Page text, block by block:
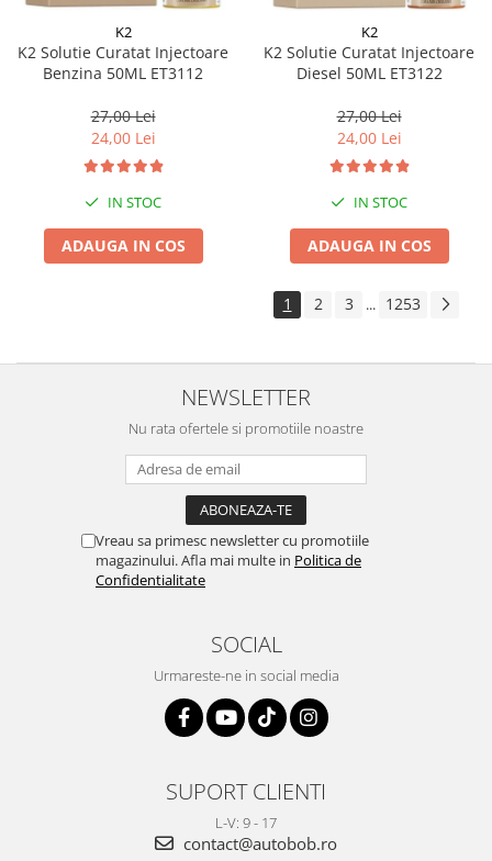
K2
K2 Solutie Curatat Injectoare
Benzina 50ML ET3112
27,00 Lei
24,00 Lei
IN STOC
ADAUGA IN COS
K2
K2 Solutie Curatat Injectoare
Diesel 50ML ET3122
27,00 Lei
24,00 Lei
IN STOC
ADAUGA IN COS
1 2 3 ... 1253
NEWSLETTER
Nu rata ofertele si promotiile noastre
Vreau sa primesc newsletter cu promotiile
magazinului. Afla mai multe in Politica de
Confidentialitate
SOCIAL
Urmareste-ne in social media
SUPORT CLIENTI
L-V: 9 - 17
contact@autobob.ro